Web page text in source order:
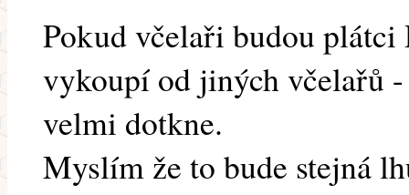
Pokud včelaři budou
vykoupí od jiných včelařů
velmi dotkne.
Myslím že to bude stejná